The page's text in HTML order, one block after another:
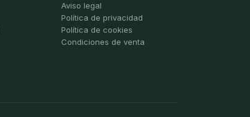
Aviso legal
Política de privacidad
Política de cookies
Condiciones de venta